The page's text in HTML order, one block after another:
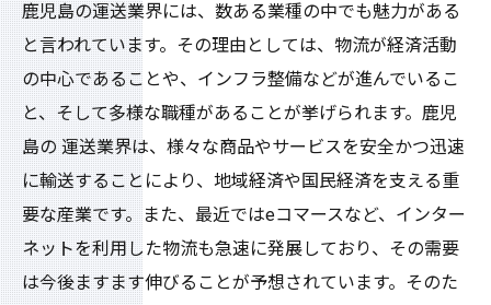
鹿児島の運送業界には、数ある業種の中でも魅力がある
と言われています。その理由としては、物流が経済活動
の中心であることや、インフラ整備などが進んでいるこ
と、そして多様な職種があることが挙げられます。鹿児
島の 運送業界は、様々な商品やサービスを安全かつ迅速
に輸送することにより、地域経済や国民経済を支える重
要な産業です。また、最近ではeコマースなど、インター
ネットを利用した物流も急速に発展しており、その需要
は今後ますます伸びることが予想されています。そのた